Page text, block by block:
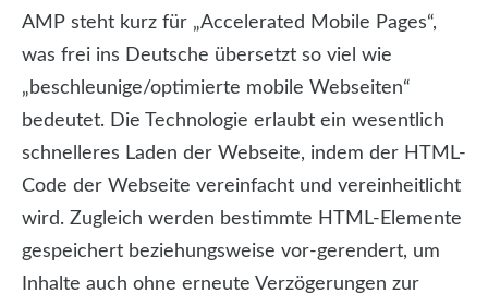
AMP steht kurz für „Accelerated Mobile Pages“,
was frei ins Deutsche übersetzt so viel wie
„beschleunige/optimierte mobile Webseiten“
bedeutet. Die Technologie erlaubt ein wesentlich
schnelleres Laden der Webseite, indem der HTML-
Code der Webseite vereinfacht und vereinheitlicht
wird. Zugleich werden bestimmte HTML-Elemente
gespeichert beziehungsweise vor-gerendert, um
Inhalte auch ohne erneute Verzögerungen zur